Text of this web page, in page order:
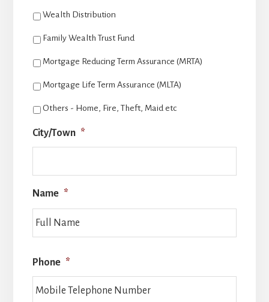
Wealth Distribution
Family Wealth Trust Fund
Mortgage Reducing Term Assurance (MRTA)
Mortgage Life Term Assurance (MLTA)
Others - Home, Fire, Theft, Maid etc
City/Town *
Name *
Phone *